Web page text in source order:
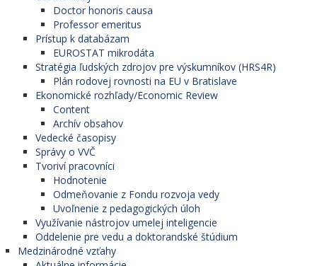
Doctor honoris causa
Professor emeritus
Prístup k databázam
EUROSTAT mikrodáta
Stratégia ľudských zdrojov pre výskumníkov (HRS4R)
Plán rodovej rovnosti na EU v Bratislave
Ekonomické rozhľady/Economic Review
Content
Archív obsahov
Vedecké časopisy
Správy o VVČ
Tvoriví pracovníci
Hodnotenie
Odmeňovanie z Fondu rozvoja vedy
Uvoľnenie z pedagogických úloh
Využívanie nástrojov umelej inteligencie
Oddelenie pre vedu a doktorandské štúdium
Medzinárodné vzťahy